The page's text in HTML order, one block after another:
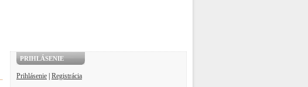
PRIHLÁSENIE
Prihlásenie Registrácia